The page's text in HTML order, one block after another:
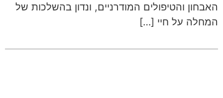
האבחון והטיפולים המודרניים, ונדון בהשלכות של
המחלה על חיי […]